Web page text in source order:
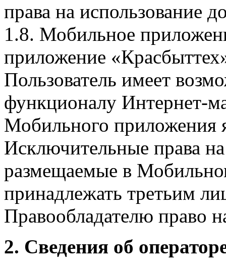
права на использование
1.8. Мобильное
приложение
Пользователь имеет
функционалу Интернет-
Мобильного приложения
Исключительные права
размещаемые в
принадлежать третьим
Правообладателю право
2. Сведения об